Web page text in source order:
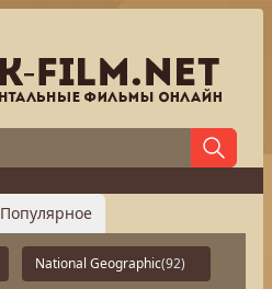
Популярное
National Geographic(92)